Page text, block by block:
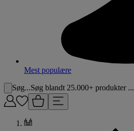
Mest populære
Søg...Søg blandt 25.000+ produkter ...